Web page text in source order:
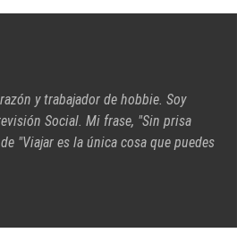
y trabajador de hobbie. Soy
Social. Mi frase, "Sin prisa
"Viajar es la única cosa que puedes